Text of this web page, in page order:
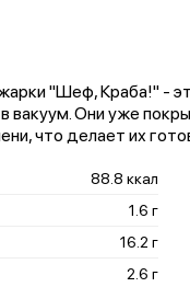
"Шеф, Краба!" -
вакуум. Они уже
что делает их
88.8 ккал
1.6 г
16.2 г
2.6 г